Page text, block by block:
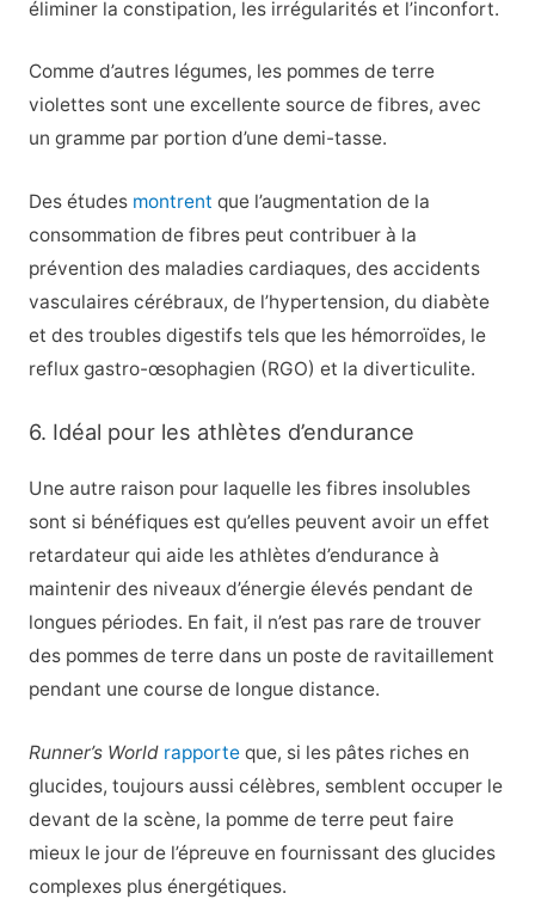
éliminer la constipation, les irrégularités et l’inconfort.
Comme d’autres légumes, les pommes de terre
violettes sont une excellente source de fibres, avec
un gramme par portion d’une demi-tasse.
Des études montrent que l’augmentation de la
consommation de fibres peut contribuer à la
prévention des maladies cardiaques, des accidents
vasculaires cérébraux, de l’hypertension, du diabète
et des troubles digestifs tels que les hémorroïdes, le
reflux gastro-œsophagien (RGO) et la diverticulite.
6. Idéal pour les athlètes d’endurance
Une autre raison pour laquelle les fibres insolubles
sont si bénéfiques est qu’elles peuvent avoir un effet
retardateur qui aide les athlètes d’endurance à
maintenir des niveaux d’énergie élevés pendant de
longues périodes. En fait, il n’est pas rare de trouver
des pommes de terre dans un poste de ravitaillement
pendant une course de longue distance.
Runner’s World rapporteque, si les pâtes riches en
glucides, toujours aussi célèbres, semblent occuper le
devant de la scène, la pomme de terre peut faire
mieux le jour de l’épreuve en fournissant des glucides
complexes plus énergétiques.